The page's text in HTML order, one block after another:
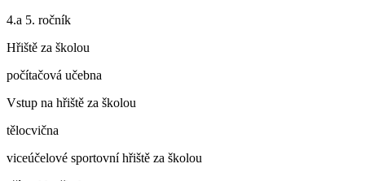
4.a 5. ročník
Hřiště za školou
počítačová učebna
Vstup na hřiště za školou
tělocvična
viceúčelové sportovní hřiště za školou